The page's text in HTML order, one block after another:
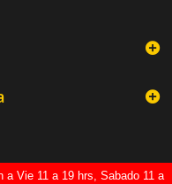
a Vie 11 a 19 hrs, Sabado 11 a